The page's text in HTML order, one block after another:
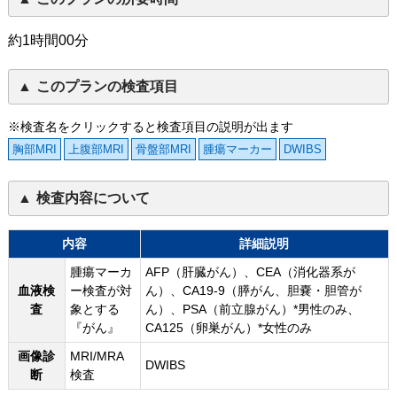
約1時間00分
このプランの検査項目
※検査名をクリックすると検査項目の説明が出ます
胸部MRI 上腹部MRI 骨盤部MRI 腫瘍マーカー DWIBS
検査内容について
内容 詳細説明
血液検
査
腫瘍マーカ
ー検査が対
象とする
『がん』
AFP（肝臓がん）、CEA（消化器系が
ん）、CA19-9（膵がん、胆嚢・胆管が
ん）、PSA（前立腺がん）*男性のみ、
CA125（卵巣がん）*女性のみ
画像診
断
MRI/MRA
検査
DWIBS